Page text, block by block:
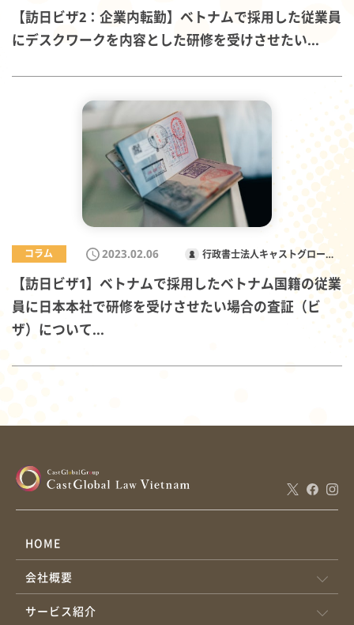
【訪日ビザ2：企業内転勤】ベトナムで採用した従業員
にデスクワークを内容とした研修を受けさせたい...
コラム 2023.02.06
行政書士法人キャストグローバ
【訪日ビザ1】ベトナムで採用したベトナム国籍の従業
員に日本本社で研修を受けさせたい場合の査証（ビ
ザ）について...
HOME
会社概要
サービス紹介